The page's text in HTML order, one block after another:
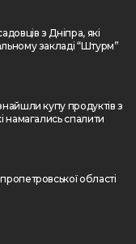
з Дніпра, які
закладі “Штурм”
купу продуктів з
намагались спалити
області